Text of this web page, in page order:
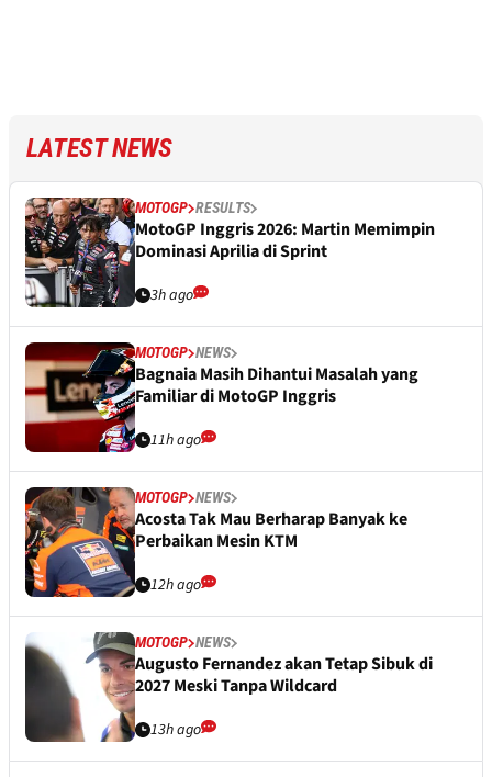
LATEST NEWS
MOTOGP RESULTS
MotoGP Inggris 2026: Martin Memimpin
Dominasi Aprilia di Sprint
3h ago
MOTOGP NEWS
Bagnaia Masih Dihantui Masalah yang
Familiar di MotoGP Inggris
11h ago
MOTOGP NEWS
Acosta Tak Mau Berharap Banyak ke
Perbaikan Mesin KTM
12h ago
MOTOGP NEWS
Augusto Fernandez akan Tetap Sibuk di
2027 Meski Tanpa Wildcard
13h ago